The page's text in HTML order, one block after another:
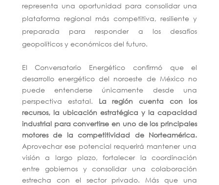
representa una oportunidad para consolidar una
plataforma regional más competitiva, resiliente y
preparada para responder a los desafíos
geopolíticos y económicos del futuro.
El Conversatorio Energético confirmó que el
desarrollo energético del noroeste de México no
puede entenderse únicamente desde una
perspectiva estatal. La región cuenta con los
recursos, la ubicación estratégica y la capacidad
industrial para convertirse en uno de los principales
motores de la competitividad de Norteamérica.
Aprovechar ese potencial requerirá mantener una
visión a largo plazo, fortalecer la coordinación
entre gobiernos y consolidar una colaboración
estrecha con el sector privado. Más que una